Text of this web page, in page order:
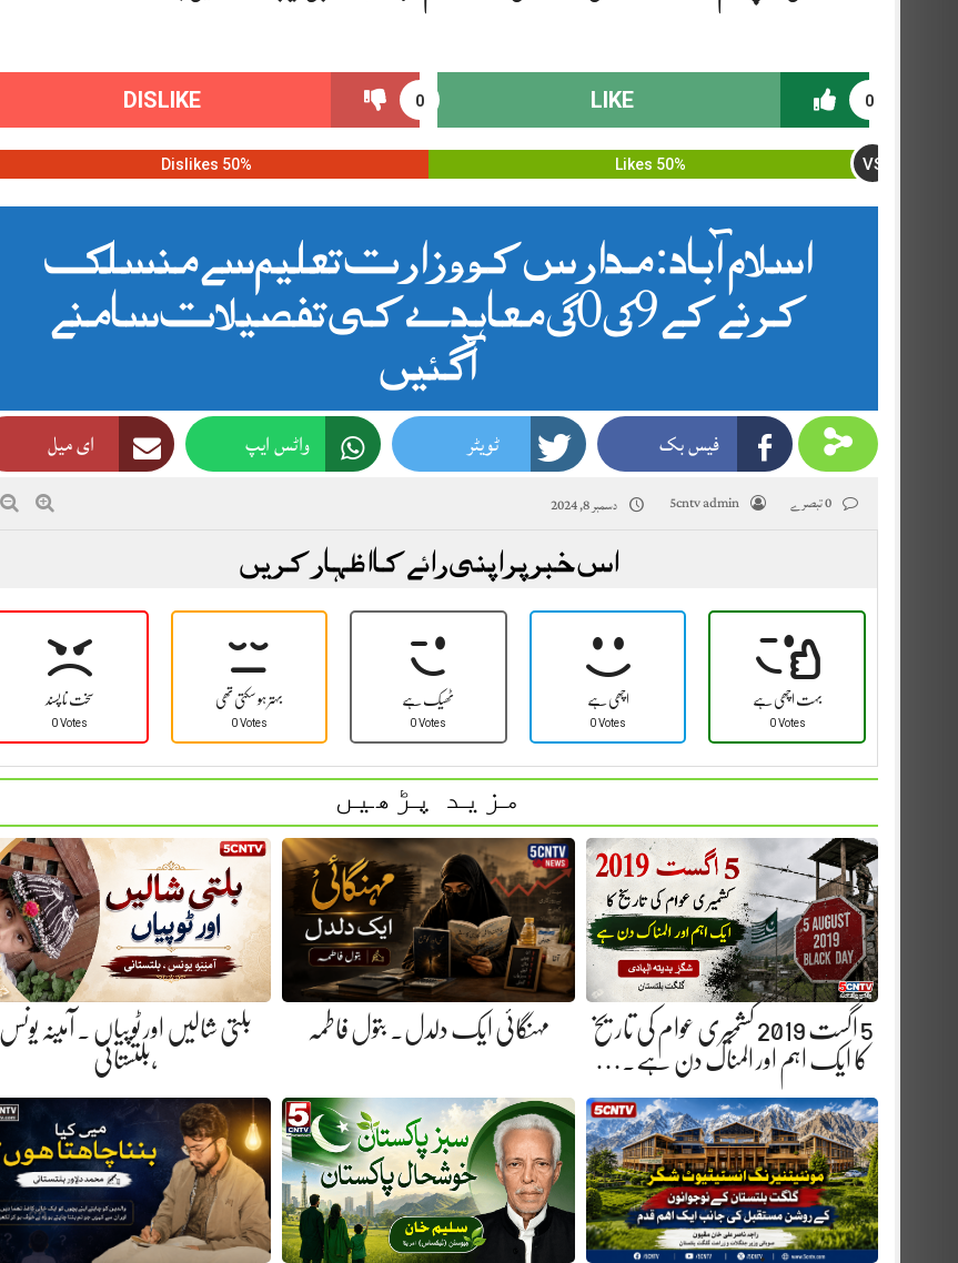
0
LIKE
0
DISLIKE
50% Likes VS
50% Dislikes
اسلام آباد: مدارس کو وزارت تعلیم سے منسلک
کرنے کے 2019 معاہدے کی تفصیلات سامنے
آگئیں
فیس بک ٹویٹر واٹس ایپ ای میل
5cntv admin دسمبر 8, 2024
اس خبر پر اپنی رائے کا اظہار کریں
سخت نا پسند
0 Votes
بہتر ہو سکتی تھی
0 Votes
ٹھیک ہے
0 Votes
اچھی ہے
0 Votes
بہت اچھی ہے
0 Votes
مزید پڑھیں
5 اگست 2019 کشمیری عوام کی تاریخ
کا ایک اہم اور المناک دن ہے.…
مہنگائی ایک دلدل. بتول فاطمہ
بلتی شالیں اور ٹوپیاں . آمینہ یونس
،بلتستانی